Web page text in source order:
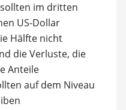
im dritten
US-Dollar
Hälfte nicht
die Verluste, die
Anteile
auf dem Niveau